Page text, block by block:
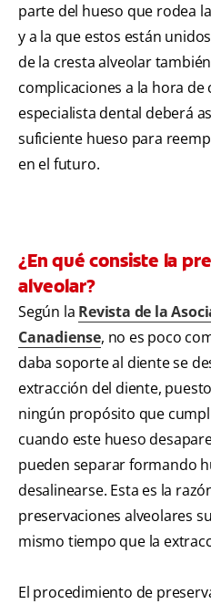
parte del hueso que rodea
y a la que estos están
de la cresta alveolar
complicaciones a la hora
especialista dental deberá
suficiente hueso para
en el futuro.
¿En qué consiste la
alveolar?
Según la Revista de la
Canadiense, no es poco
daba soporte al diente se
extracción del diente,
ningún propósito que
cuando este hueso
pueden separar formando
desalinearse. Esta es la
preservaciones alveolares
mismo tiempo que la
El procedimiento de